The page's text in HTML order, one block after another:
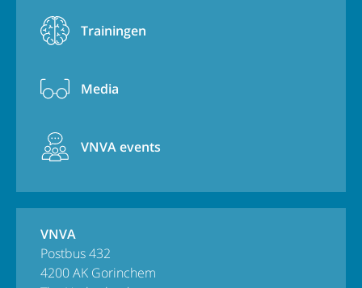
Trainingen
Media
VNVA events
VNVA
Postbus 432
4200 AK Gorinchem